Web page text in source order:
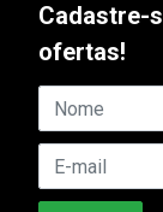
Cadastre-
ofertas!